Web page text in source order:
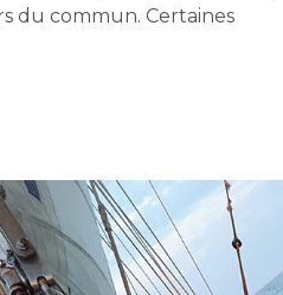
du commun. Certaines